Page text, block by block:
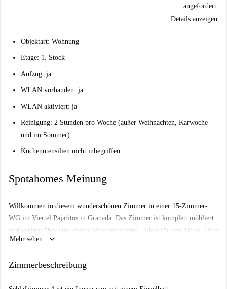
angefordert.
Details anzeigen
Objektart: Wohnung
Etage: 1. Stock
Aufzug: ja
WLAN vorhanden: ja
WLAN aktiviert: ja
Reinigung: 2 Stunden pro Woche (außer Weihnachten, Karwoche
und im Sommer)
Küchenutensilien nicht inbegriffen
Spotahomes Meinung
Willkommen in diesem wunderschönen Zimmer in einer 15-Zimmer-
WG im Viertel Pajaritos in Granada. Das Zimmer ist komplett möbliert
und verfügt über eine eigene Waschmaschine – ideal für den Alltag. Bitte
beachten Sie, dass nur Frauen und Berufstätige willkommen sind. Das
Die Unterkunft befindet sich im lebendigen Viertel Pajaritos in Granada.
Mehr sehen keyboard_arrow_down
Zimmerbeschreibung